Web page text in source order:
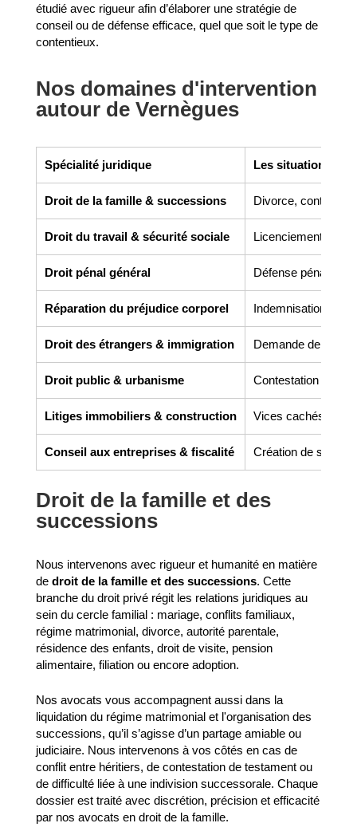
étudié avec rigueur afin d’élaborer une stratégie de
conseil ou de défense efficace, quel que soit le type de
contentieux.
Nos domaines d'intervention
autour de Vernègues
Spécialité juridique Les situations
Droit de la famille & successions Divorce, contrats
Droit du travail & sécurité sociale Licenciement,
Droit pénal général Défense pénale,
Réparation du préjudice corporel Indemnisation des
Droit des étrangers & immigration Demande de titre
Droit public & urbanisme Contestation de
Litiges immobiliers & construction Vices cachés,
Conseil aux entreprises & fiscalité Création de
Droit de la famille et des
successions
Nous intervenons avec rigueur et humanité en matière
de droit de la famille et des successions. Cette
branche du droit privé régit les relations juridiques au
sein du cercle familial : mariage, conflits familiaux,
régime matrimonial, divorce, autorité parentale,
résidence des enfants, droit de visite, pension
alimentaire, filiation ou encore adoption.
Nos avocats vous accompagnent aussi dans la
liquidation du régime matrimonial et l'organisation des
successions, qu’il s’agisse d’un partage amiable ou
judiciaire. Nous intervenons à vos côtés en cas de
conflit entre héritiers, de contestation de testament ou
de difficulté liée à une indivision successorale. Chaque
dossier est traité avec discrétion, précision et efficacité
par nos avocats en droit de la famille.